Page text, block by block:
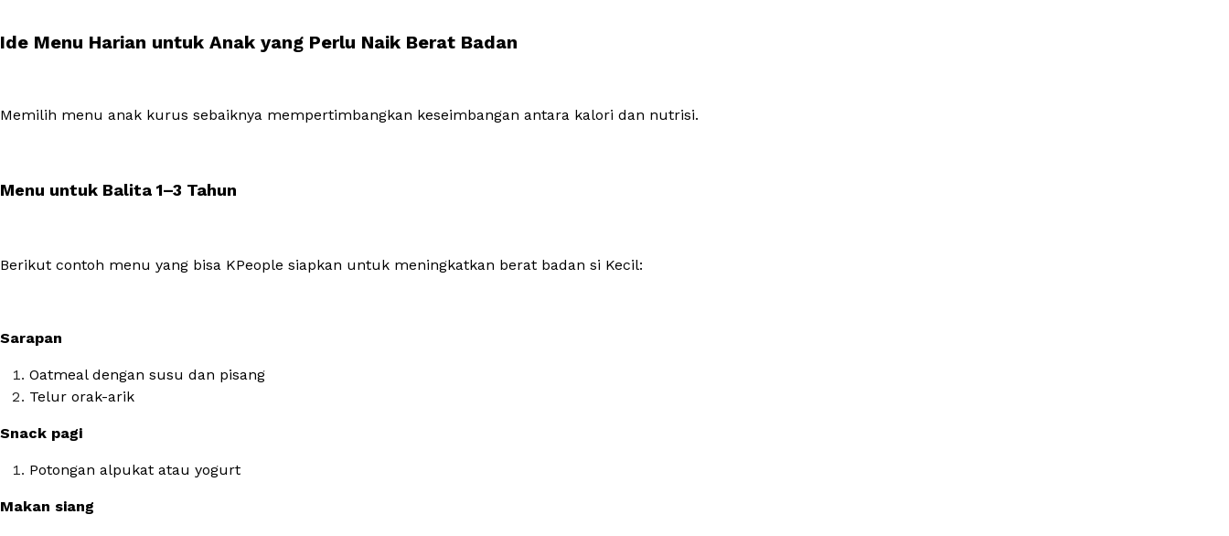
Ide Menu Harian untuk Anak yang Perlu Naik Berat Badan
Memilih menu anak kurus sebaiknya mempertimbangkan keseimbangan antara kalori dan nutrisi.
Menu untuk Balita 1–3 Tahun
Berikut contoh menu yang bisa KPeople siapkan untuk meningkatkan berat badan si Kecil:
Sarapan
Oatmeal dengan susu dan pisang
Telur orak-arik
Snack pagi
Potongan alpukat atau yogurt
Makan siang